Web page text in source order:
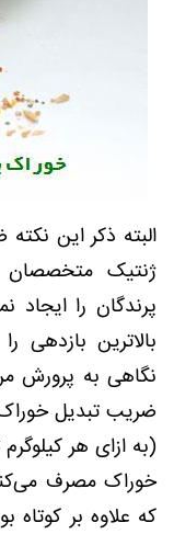
البته ذکر این
ژنتیک متخصصان
پرندگان را ایجاد
بالاترین بازدهی
نگاهی به پرورش
خوراک مصرف
که علاوه بر